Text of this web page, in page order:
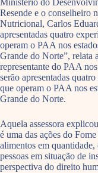
Ministério do
Resende e o conselheiro
Nutricional, Carlos
apresentadas quatro
operam o PAA nos
Grande do Norte”, relata
representante do PAA
serão apresentadas
que operam o PAA nos
Grande do Norte.
Aquela assessora
é uma das ações do
alimentos em quantidade,
pessoas em situação de
perspectiva do direito